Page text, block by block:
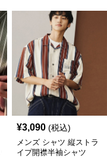
¥3,090 (税込)
メンズ シャツ 縦ストラ
イプ開襟半袖シャツ